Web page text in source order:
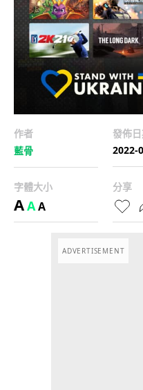
作者
藍骨
發佈
2022-
字體大小
AAA
分享
ADVERTISEMENT